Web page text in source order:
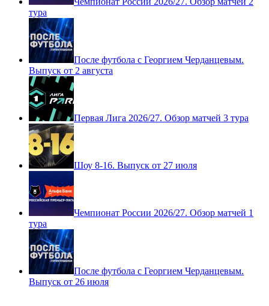
тура
После футбола с Георгием Черданцевым.
Выпуск от 2 августа
Первая Лига 2026/27. Обзор матчей 3 тура
Шоу 8-16. Выпуск от 27 июля
Чемпионат России 2026/27. Обзор матчей 1
тура
После футбола с Георгием Черданцевым.
Выпуск от 26 июля